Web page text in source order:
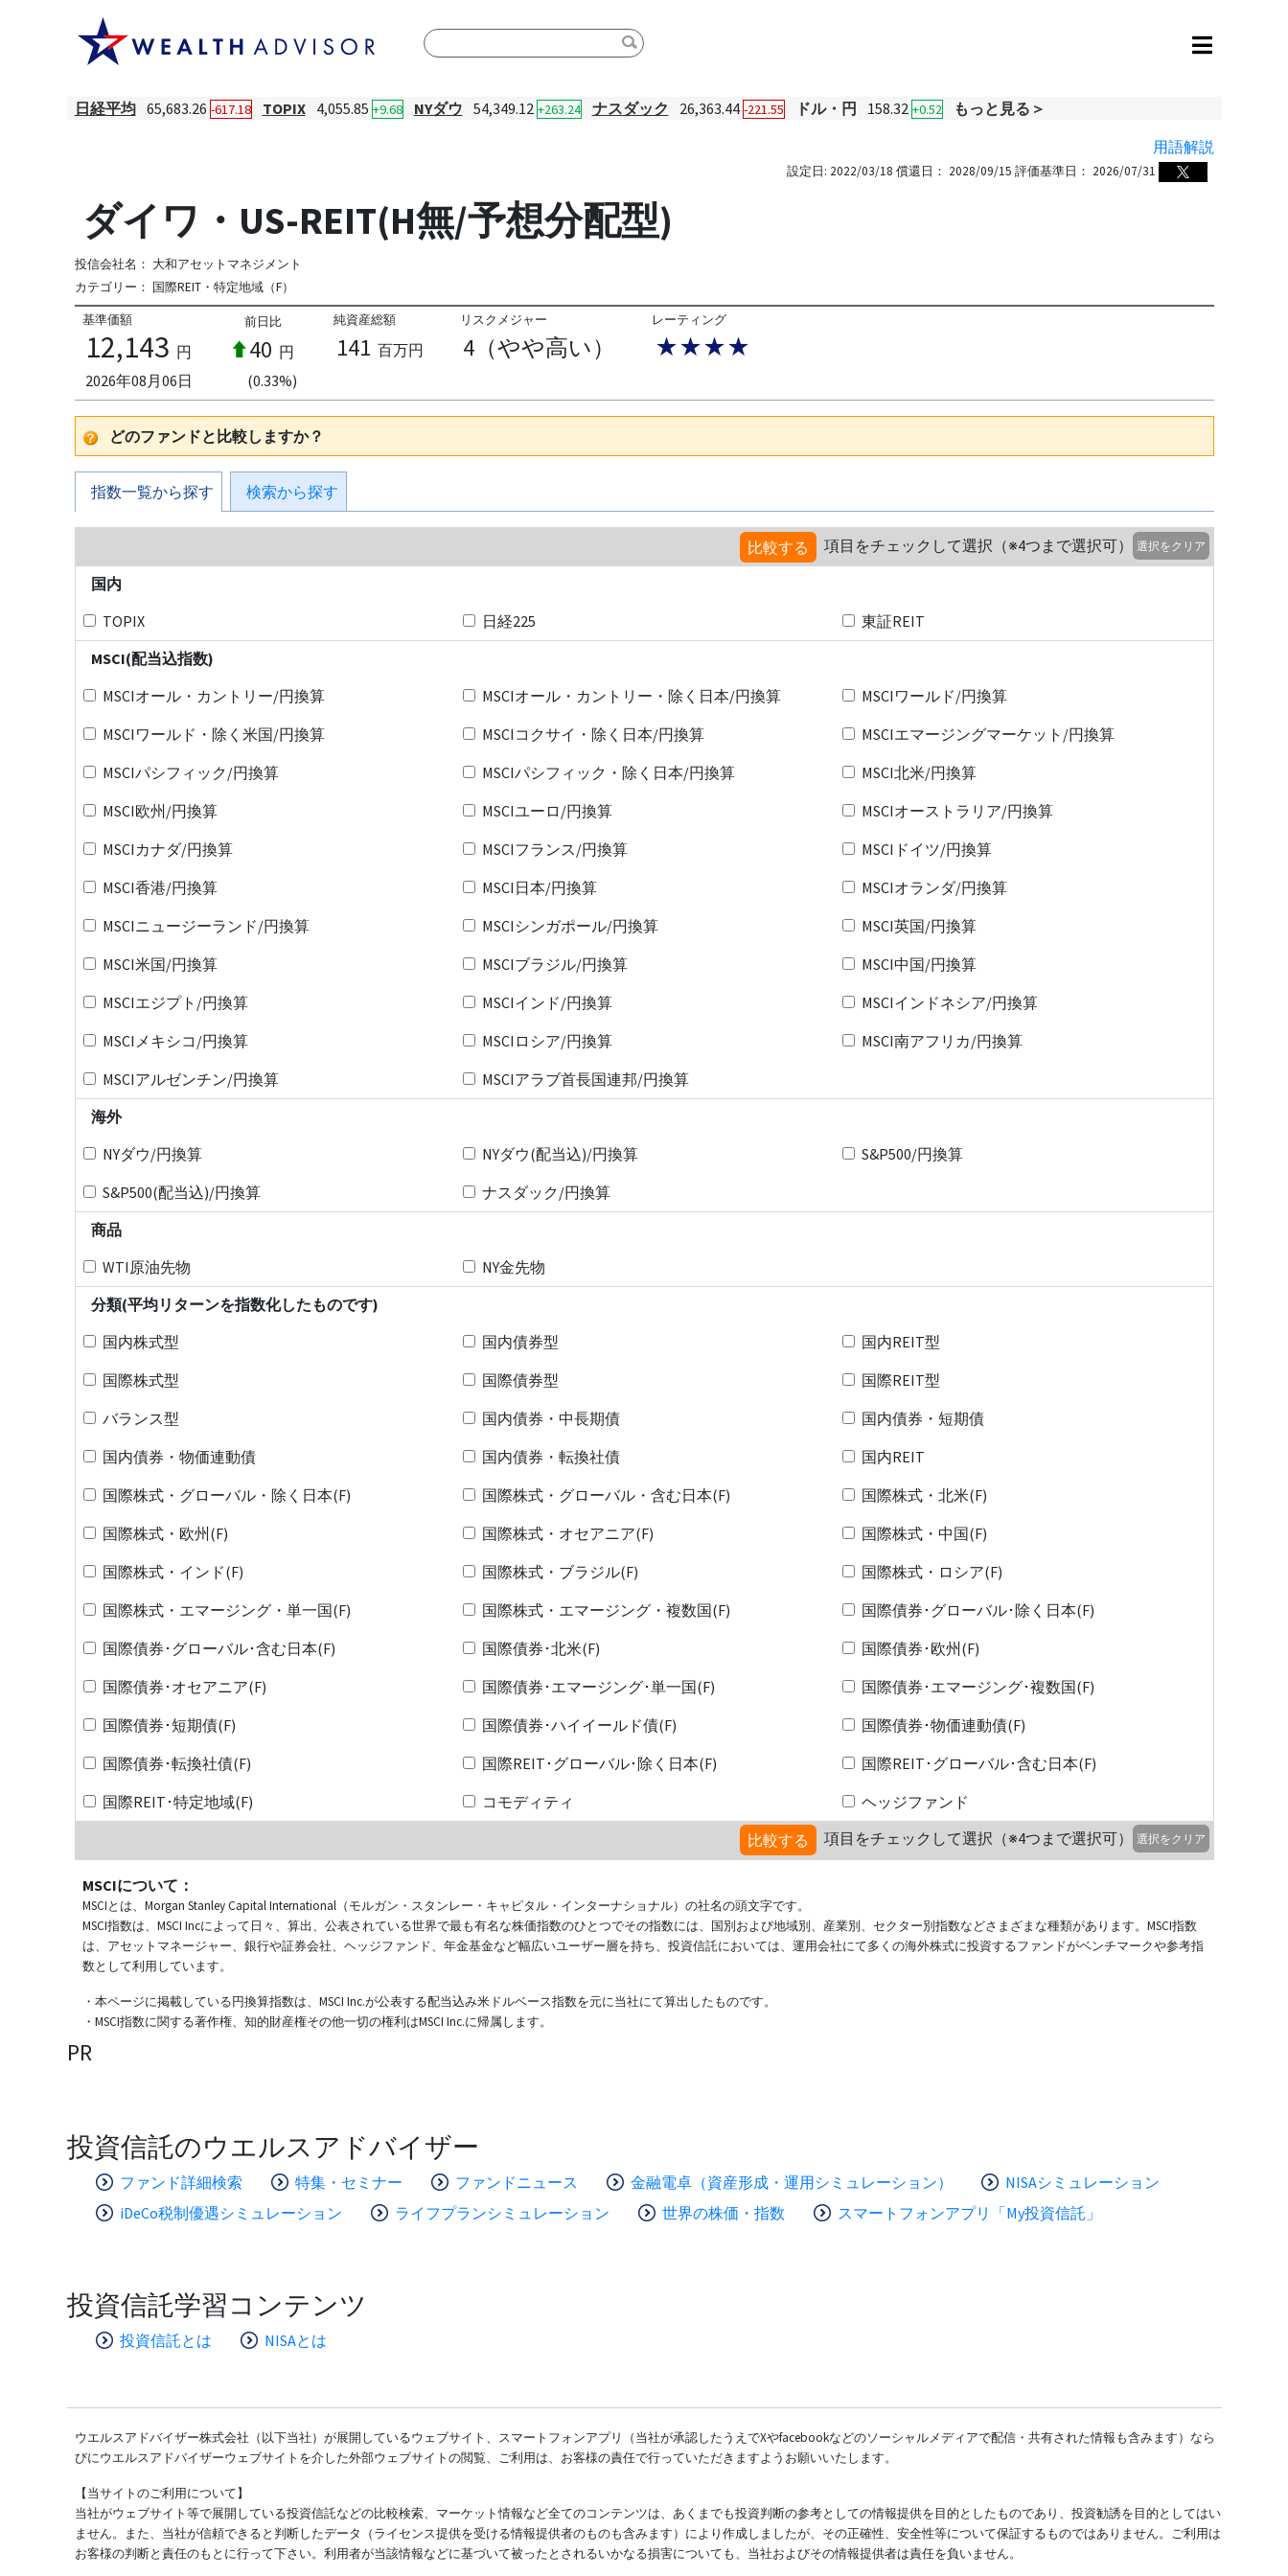
日経平均 65,683.26 -617.18 TOPIX 4,055.85 +9.68 NYダウ 54,349.12 +263.24 ナスダック 26,363.44 -221.55 ドル・円 158.32 +0.52
もっと見る＞
用語解説
設定日: 2022/03/18 償還日： 2028/09/15 評価基準日： 2026/07/31
ダイワ・US-REIT(H無/予想分配型)
投信会社名： 大和アセットマネジメント
カテゴリー： 国際REIT・特定地域（F）
基準価額
12,143 円
2026年08月06日
前日比
40 円
(0.33%)
純資産総額
141 百万円
リスクメジャー
4（やや高い）
レーティング
★★★★
どのファンドと比較しますか？
指数一覧から探す 検索から探す
比較する 項目をチェックして選択（※4つまで選択可） 選択をクリア
国内
TOPIX
日経225
東証REIT
MSCI(配当込指数)
MSCIオール・カントリー/円換算
MSCIオール・カントリー・除く日本/円換算
MSCIワールド/円換算
MSCIワールド・除く米国/円換算
MSCIコクサイ・除く日本/円換算
MSCIエマージングマーケット/円換算
MSCIパシフィック/円換算
MSCIパシフィック・除く日本/円換算
MSCI北米/円換算
MSCI欧州/円換算
MSCIユーロ/円換算
MSCIオーストラリア/円換算
MSCIカナダ/円換算
MSCIフランス/円換算
MSCIドイツ/円換算
MSCI香港/円換算
MSCI日本/円換算
MSCIオランダ/円換算
MSCIニュージーランド/円換算
MSCIシンガポール/円換算
MSCI英国/円換算
MSCI米国/円換算
MSCIブラジル/円換算
MSCI中国/円換算
MSCIエジプト/円換算
MSCIインド/円換算
MSCIインドネシア/円換算
MSCIメキシコ/円換算
MSCIロシア/円換算
MSCI南アフリカ/円換算
MSCIアルゼンチン/円換算
MSCIアラブ首長国連邦/円換算
海外
NYダウ/円換算
NYダウ(配当込)/円換算
S&P500/円換算
S&P500(配当込)/円換算
ナスダック/円換算
商品
WTI原油先物
NY金先物
分類(平均リターンを指数化したものです)
国内株式型
国内債券型
国内REIT型
国際株式型
国際債券型
国際REIT型
バランス型
国内債券・中長期債
国内債券・短期債
国内債券・物価連動債
国内債券・転換社債
国内REIT
国際株式・グローバル・除く日本(F)
国際株式・グローバル・含む日本(F)
国際株式・北米(F)
国際株式・欧州(F)
国際株式・オセアニア(F)
国際株式・中国(F)
国際株式・インド(F)
国際株式・ブラジル(F)
国際株式・ロシア(F)
国際株式・エマージング・単一国(F)
国際株式・エマージング・複数国(F)
国際債券･グローバル･除く日本(F)
国際債券･グローバル･含む日本(F)
国際債券･北米(F)
国際債券･欧州(F)
国際債券･オセアニア(F)
国際債券･エマージング･単一国(F)
国際債券･エマージング･複数国(F)
国際債券･短期債(F)
国際債券･ハイイールド債(F)
国際債券･物価連動債(F)
国際債券･転換社債(F)
国際REIT･グローバル･除く日本(F)
国際REIT･グローバル･含む日本(F)
国際REIT･特定地域(F)
コモディティ
ヘッジファンド
比較する
項目をチェックして選択（※4つまで選択可） 選択をクリア
MSCIについて：
MSCIとは、Morgan Stanley Capital International（モルガン・スタンレー・キャピタル・インターナショナル）の社名の頭文字です。
MSCI指数は、MSCI Incによって日々、算出、公表されている世界で最も有名な株価指数のひとつでその指数には、国別および地域別、産業別、セクター別指数などさまざまな種類があります。MSCI指数
は、アセットマネージャー、銀行や証券会社、ヘッジファンド、年金基金など幅広いユーザー層を持ち、投資信託においては、運用会社にて多くの海外株式に投資するファンドがベンチマークや参考指
数として利用しています。
・本ページに掲載している円換算指数は、MSCI Inc.が公表する配当込み米ドルベース指数を元に当社にて算出したものです。
・MSCI指数に関する著作権、知的財産権その他一切の権利はMSCI Inc.に帰属します。
PR
投資信託のウエルスアドバイザー
ファンド詳細検索 特集・セミナー ファンドニュース 金融電卓（資産形成・運用シミュレーション）
NISAシミュレーション
iDeCo税制優遇シミュレーション
ライフプランシミュレーション 世界の株価・指数 スマートフォンアプリ「My投資信託」
投資信託学習コンテンツ
投資信託とは NISAとは
ウエルスアドバイザー株式会社（以下当社）が展開しているウェブサイト、スマートフォンアプリ（当社が承認したうえでXやfacebookなどのソーシャルメディアで配信・共有された情報も含みます）なら
びにウエルスアドバイザーウェブサイトを介した外部ウェブサイトの閲覧、ご利用は、お客様の責任で行っていただきますようお願いいたします。
【当サイトのご利用について】
当社がウェブサイト等で展開している投資信託などの比較検索、マーケット情報など全てのコンテンツは、あくまでも投資判断の参考としての情報提供を目的としたものであり、投資勧誘を目的としてはい
ません。また、当社が信頼できると判断したデータ（ライセンス提供を受ける情報提供者のものも含みます）により作成しましたが、その正確性、安全性等について保証するものではありません。ご利用は
お客様の判断と責任のもとに行って下さい。利用者が当該情報などに基づいて被ったとされるいかなる損害についても、当社およびその情報提供者は責任を負いません。